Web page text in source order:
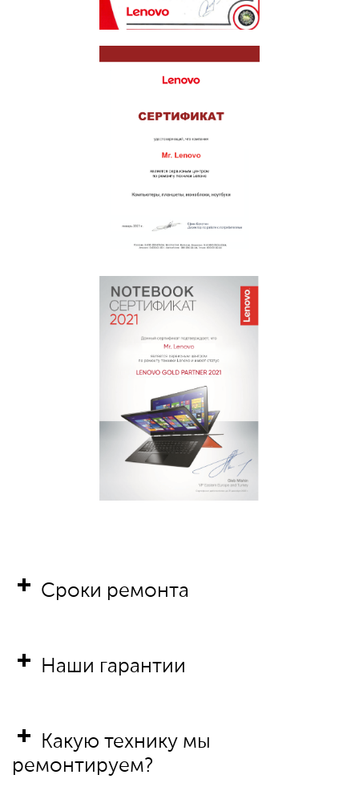
Сроки ремонта
Наши гарантии
Какую технику мы
ремонтируем?